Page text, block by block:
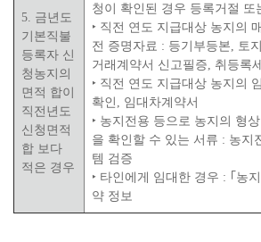
5. 금년도
기본직불
등록자 신
청농지의
면적 합이
직전년도
신청면적
합 보다
적은 경우
청이 확인된 경우 등록거절 또
‣ 직전 연도 지급대상 농지의
전 증명자료 : 등기부등본 토
거래계약서 신고필증
취등록
‣ 직전 연도 지급대상 농지의
확인
임대차계약서
‣ 농지전용 등으로 농지의 형
을 확인할 수 있는 서류 : 농지
템 검증
‣ 타인에게 임대한 경우 : ｢ 농
약 정보